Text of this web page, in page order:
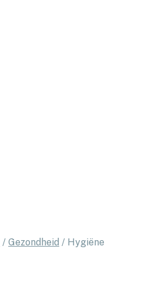
/ Gezondheid / Hygiëne